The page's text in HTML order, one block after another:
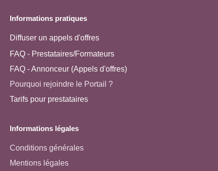
Informations pratiques
Diffuser un appels d'offres
FAQ - Prestataires/Formateurs
FAQ - Annonceur (Appels d'offres)
Pourquoi rejoindre le Portail ?
Tarifs pour prestataires
Informations légales
Conditions générales
Mentions légales